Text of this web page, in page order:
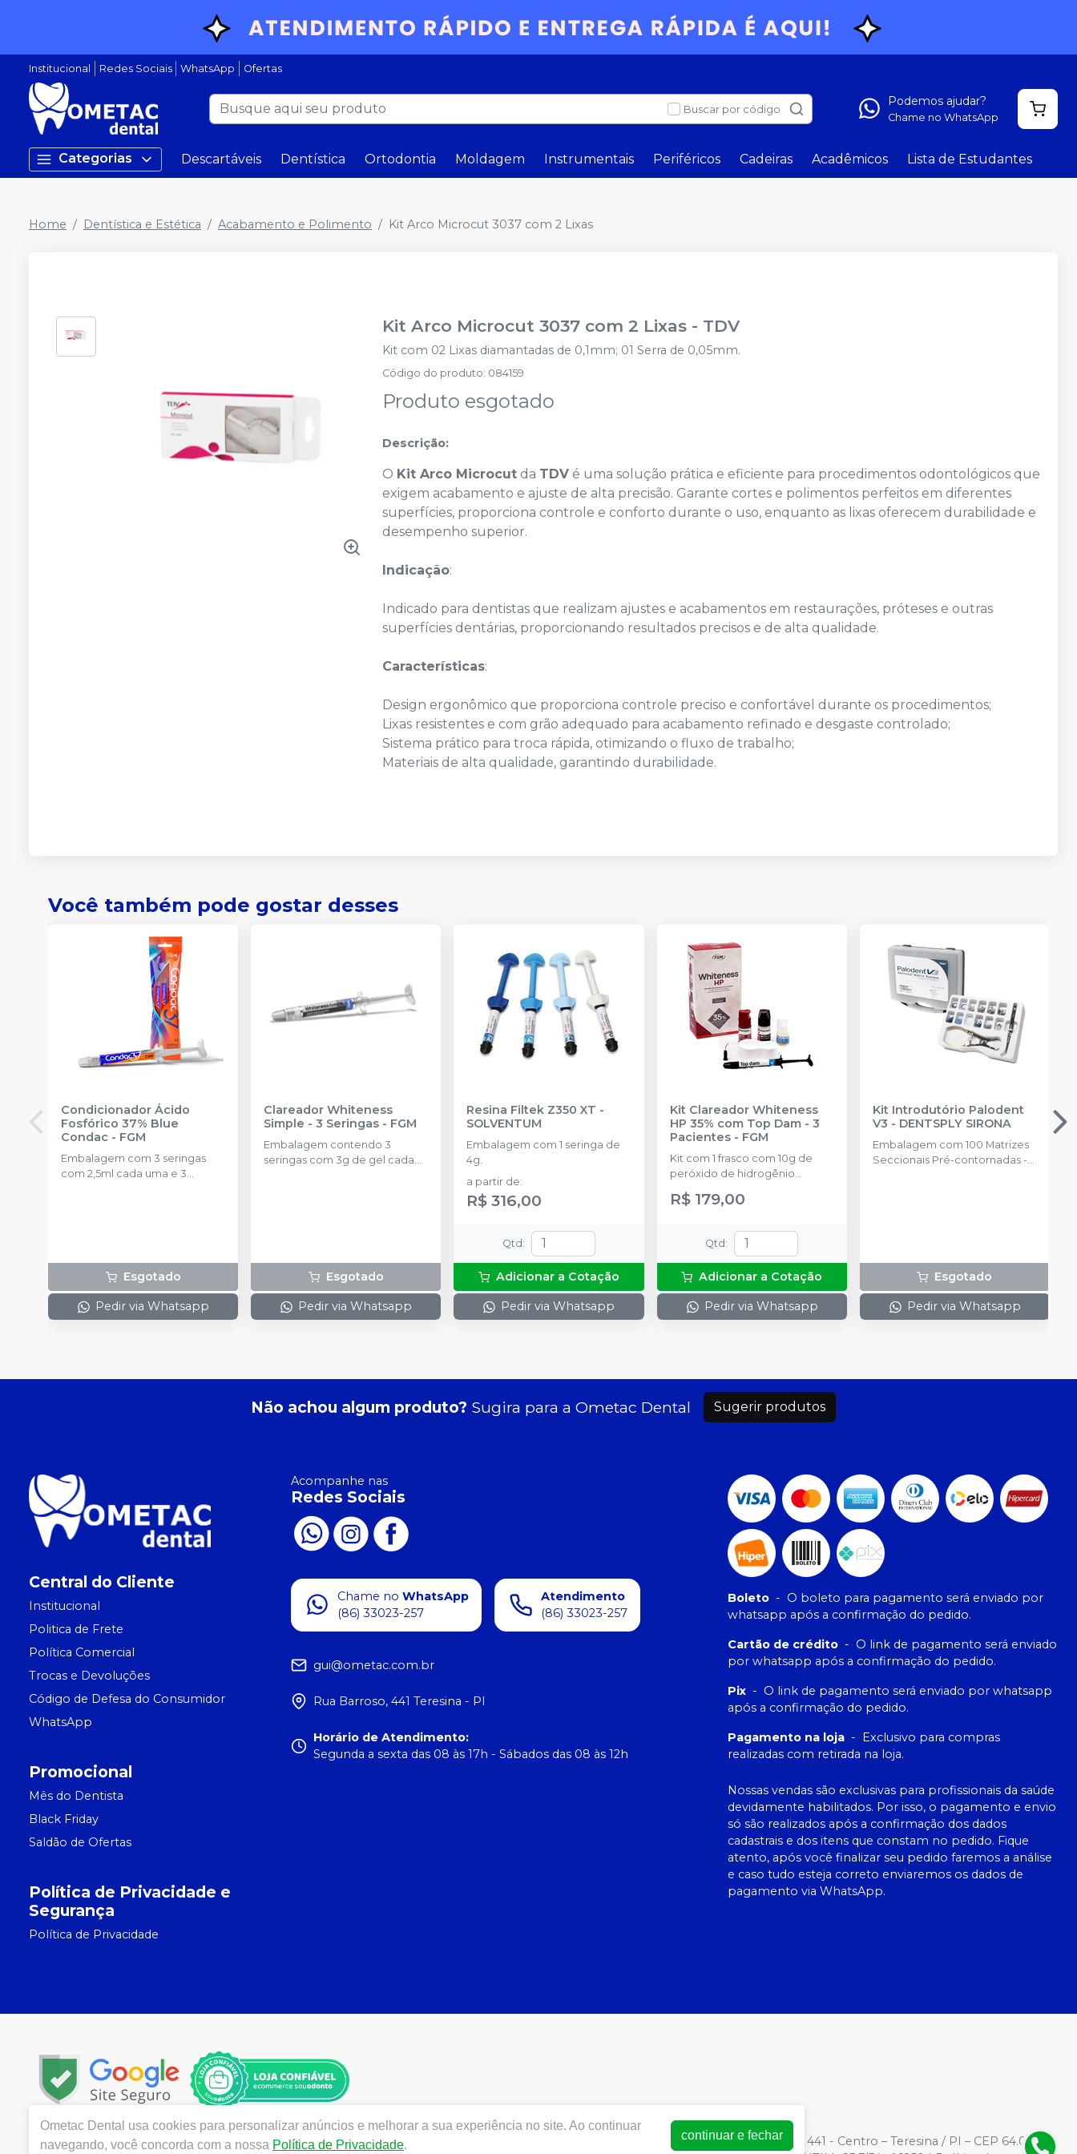
Institucional Redes Sociais WhatsApp Ofertas
Buscar por código
Podemos ajudar?
Chame no WhatsApp
Categorias Descartáveis Dentística Ortodontia Moldagem Instrumentais Periféricos Cadeiras Acadêmicos Lista de Estudantes
Home Dentística e Estética Acabamento e Polimento Kit Arco Microcut 3037 com 2 Lixas
Kit Arco Microcut 3037 com 2 Lixas - TDV
Kit com 02 Lixas diamantadas de 0,1mm; 01 Serra de 0,05mm.
Código do produto: 084159
Produto esgotado
Descrição:
O Kit Arco Microcut da TDV é uma solução prática e eficiente para procedimentos odontológicos que
exigem acabamento e ajuste de alta precisão. Garante cortes e polimentos perfeitos em diferentes
superfícies, proporciona controle e conforto durante o uso, enquanto as lixas oferecem durabilidade e
desempenho superior.
Indicação:
Indicado para dentistas que realizam ajustes e acabamentos em restaurações, próteses e outras
superfícies dentárias, proporcionando resultados precisos e de alta qualidade.
Características:
Design ergonômico que proporciona controle preciso e confortável durante os procedimentos;
Lixas resistentes e com grão adequado para acabamento refinado e desgaste controlado;
Sistema prático para troca rápida, otimizando o fluxo de trabalho;
Materiais de alta qualidade, garantindo durabilidade.
Você também pode gostar desses
Condicionador Ácido
Fosfórico 37% Blue
Condac - FGM
Embalagem com 3 seringas
com 2,5ml cada uma e 3
Esgotado
Pedir via Whatsapp
Clareador Whiteness
Simple - 3 Seringas - FGM
Embalagem contendo 3
seringas com 3g de gel cada
Esgotado
Pedir via Whatsapp
Resina Filtek Z350 XT -
SOLVENTUM
Embalagem com 1 seringa de
4g.
a partir de:
R$ 316,00
Qtd :
Adicionar a Cotação
Pedir via Whatsapp
Kit Clareador Whiteness
HP 35% com Top Dam - 3
Pacientes- FGM
Kit com 1 frasco com 10g de
peróxido de hidrogênio
de espessante + 1 frasco com
(neutralizante de peróxidos) + 1
espátula e uma placa para
preparo do gel e 1 Top Dam
com 2g.
R$ 179,00
Qtd :
Adicionar a Cotação
Pedir via Whatsapp
Kit Introdutório Palodent
V3 - DENTSPLY SIRONA
Embalagem com 100 Matrizes
Seccionais Pré-contornadas -
Anel Universal; 1 Anel Pequeno;
1 Alicate (Fórceps); 1 Pinça
Auxiliar. (Pin Tweezer)
Esgotado
Pedir via Whatsapp
Não achou algum produto? Sugira para a Ometac Dental Sugerir produtos
Central do Cliente
Institucional
Politica de Frete
Política Comercial
Trocas e Devoluções
Código de Defesa do Consumidor
WhatsApp
Promocional
Mês do Dentista
Black Friday
Saldão de Ofertas
Política de Privacidade e
Segurança
Política de Privacidade
Acompanhe nas
Redes Sociais
Chame no WhatsApp
(86) 33023-257
Atendimento
(86) 33023-257
gui@ometac.com.br
Rua Barroso, 441 Teresina - PI
Horário de Atendimento:
Segunda a sexta das 08 às 17h - Sábados das 08 às 12h
Boleto - O boleto para pagamento será enviado por
whatsapp após a confirmação do pedido.
Cartão de crédito - O link de pagamento será enviado
por whatsapp após a confirmação do pedido.
Pix - O link de pagamento será enviado por whatsapp
após a confirmação do pedido.
Pagamento na loja - Exclusivo para compras
realizadas com retirada na loja.
Nossas vendas são exclusivas para profissionais da saúde
devidamente habilitados. Por isso, o pagamento e envio
só são realizados após a confirmação dos dados
cadastrais e dos itens que constam no pedido. Fique
atento, após você finalizar seu pedido faremos a análise
e caso tudo esteja correto enviaremos os dados de
pagamento via WhatsApp.
Copyright © 2024 | Todos os direitos reservados | www.ometac.com.br | 35.148.683/0001-03| Rua Barroso, 441 - Centro – Teresina / PI – CEP 64.000-
Ometac Dental usa cookies para personalizar anúncios e melhorar a sua experiência no site. Ao continuar
navegando, você concorda com a nossa Política de Privacidade.
continuar e fechar